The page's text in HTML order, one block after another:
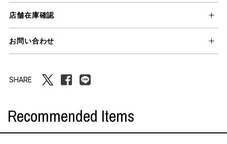
店舗在庫確認
お問い合わせ
SHARE
Recommended Items